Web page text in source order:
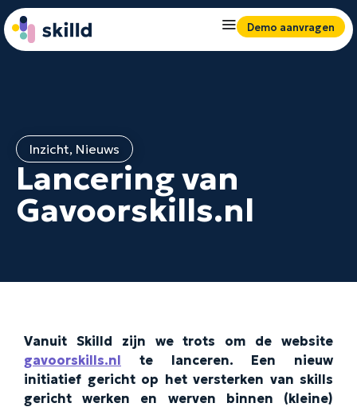
Demo aanvragen
Inzicht, Nieuws
Lancering van
Gavoorskills.nl
Vanuit Skilld zijn we trots om de website
gavoorskills.nl te lanceren. Een nieuw
initiatief gericht op het versterken van skills
gericht werken en werven binnen (kleine)